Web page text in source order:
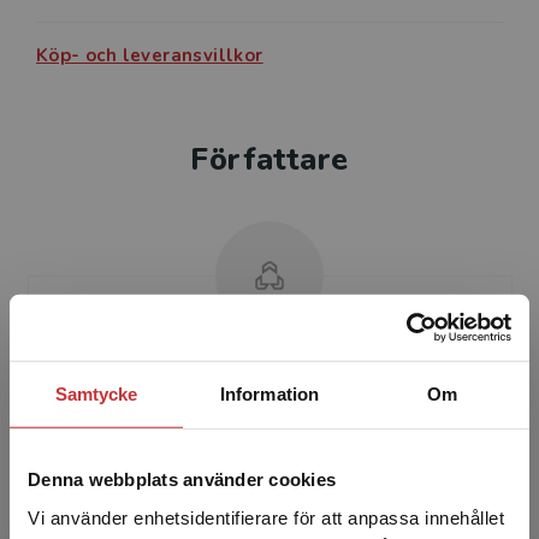
Samtycke Information Om
Denna webbplats använder cookies
Vi använder enhetsidentifierare för att anpassa innehållet
Köp- och leveransvillkor
Författare
Henrik Lindqvist
Henrik Lindqvist är legitimerad lärare,
pedagogik vid Linköpings Universitet. Han
forskar om utmanande situ...